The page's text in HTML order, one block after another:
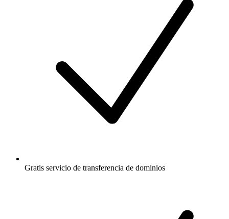
Gratis servicio de transferencia de dominios